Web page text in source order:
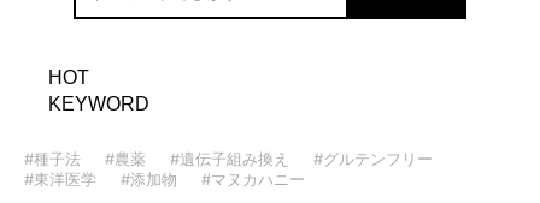
HOT
KEYWORD
#種子法 #農薬 #遺伝子組み換え
#グルテンフリー
#東洋医学
#添加物 #マヌカハニー